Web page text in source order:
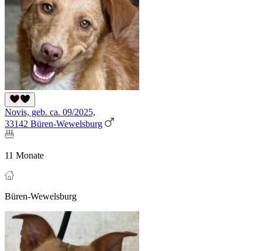
Novis, geb. ca. 09/2025,
33142 Büren-Wewelsburg
11 Monate
Büren-Wewelsburg